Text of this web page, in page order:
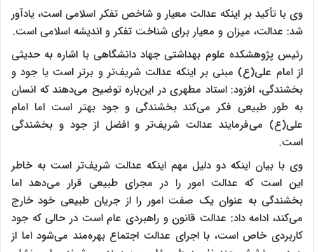
وی با تأکید بر اینکه عدالت معیار و شاخص تفکر اسلامی است، یادآور
شد: عدالت، میزان و معیار برای شناخت تفکر و اندیشه اسلامی است.
رئیس پژوهشکده علوم بهداشتی جهاد دانشگاهی با اشاره به حدیثی
از امام علی(ع) مبنی بر اینکه عدالت شریف‌تر و برتر است یا جود و
بخشندگی، افزود: استاد مطهری در این‌باره توضیح می‌دهند که انسان
به طور طبیعی فکر می‌کند بخشندگی و جود بهتر است اما امام
علی(ع) می‌فرمایند عدالت شریف‌تر و افضل‌ از جود و بخشندگی
است.
وی با بیان اینکه دو دلیل مهم اینکه عدالت شریف‌تر است به خاطر
این است که عدالت امور را در مجرای طبیعی قرار می‌دهد اما
بخشندگی به عنوان یک صفت امور را از جریان طبیعی خود خارج
می‌کند، ادامه داد: عدالت قانون و راهبردی عام است در حالی که جود
کاربردی خاص است، با اجرای عدالت اجتماع بهره‌مند می‌شود اما از